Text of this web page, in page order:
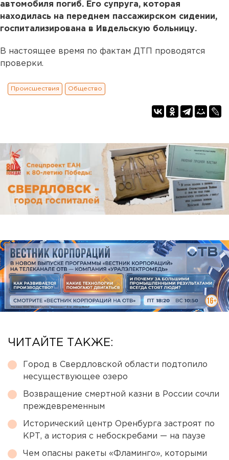
автомобиля погиб. Его супруга, которая
находилась на переднем пассажирском сидении,
госпитализирована в Ивдельскую больницу.
В настоящее время по фактам ДТП проводятся
проверки.
Происшествия Общество
ЧИТАЙТЕ ТАКЖЕ:
Город в Свердловской области подтопило
несуществующее озеро
Возвращение смертной казни в России сочли
преждевременным
Исторический центр Оренбурга застроят по
КРТ, а история с небоскребами — на паузе
Чем опасны ракеты «Фламинго», которыми